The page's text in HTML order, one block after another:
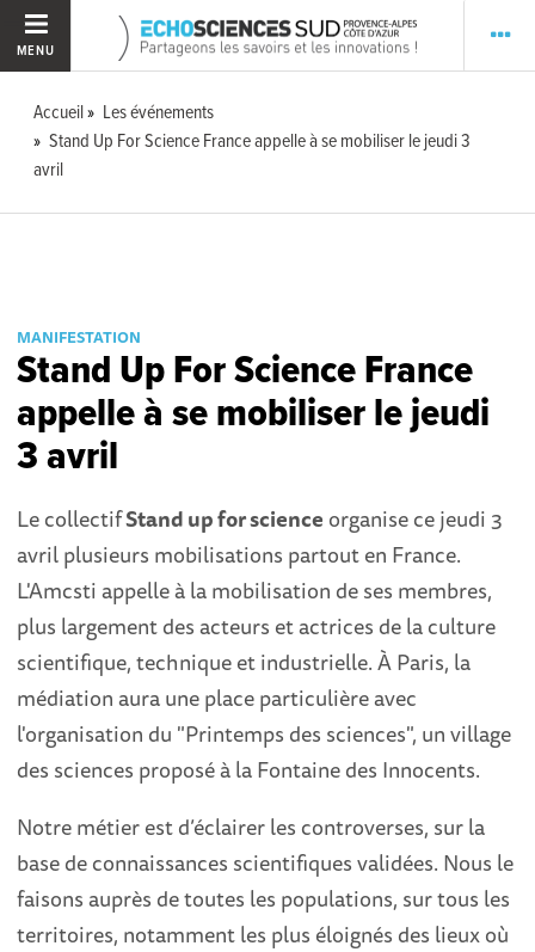
MENU
Accueil
Les événements
Stand Up For Science France appelle à se mobiliser le jeudi 3
avril
MANIFESTATION
Stand Up For Science France
appelle à se mobiliser le jeudi
3 avril
Le collectifStand up for science organise ce jeudi 3
avril plusieurs mobilisations partout en France.
L'Amcsti appelle à la mobilisation de ses membres,
plus largement des acteurs et actrices de la culture
scientifique, technique et industrielle. À Paris, la
médiation aura une place particulière avec
l'organisation du "Printemps des sciences", un village
des sciences proposé à la Fontaine des Innocents.
Notre métier est d’éclairer les controverses, sur la
base de connaissances scientifiques validées. Nous le
faisons auprès de toutes les populations, sur tous les
territoires, notamment les plus éloignés des lieux où